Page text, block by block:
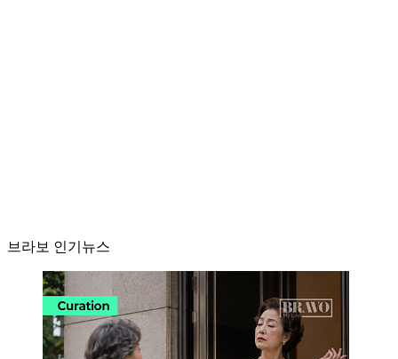
브라보 인기뉴스